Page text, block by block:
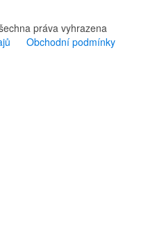
práva vyhrazena
Obchodní podmínky